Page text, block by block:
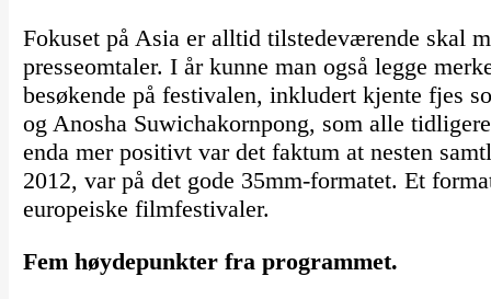
Fokuset på Asia er alltid tilstedeværende skal
presseomtaler. I år kunne man også legge
besøkende på festivalen, inkludert kjente fjes
og Anosha Suwichakornpong, som alle
enda mer positivt var det faktum at nesten
2012, var på det gode 35mm-formatet. Et
europeiske filmfestivaler.
Fem høydepunkter fra programmet.